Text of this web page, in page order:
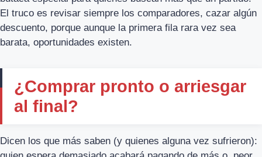
El truco es revisar siempre los comparadores, cazar algún
descuento, porque aunque la primera fila rara vez sea
barata, oportunidades existen.
¿Comprar pronto o arriesgar
al final?
Dicen los que más saben (y quienes alguna vez sufrieron):